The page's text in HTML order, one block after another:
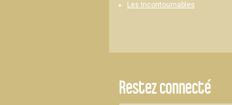
Les Incontournables
Restez connecté